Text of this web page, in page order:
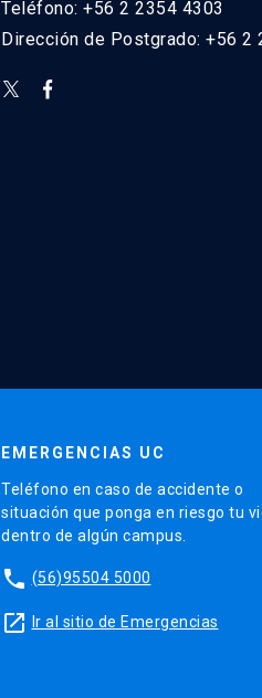
Teléfono: +56 2 2354 4303
Dirección de Postgrado: +56 2
EMERGENCIAS UC
Teléfono en caso de accidente o
situación que ponga en riesgo tu
dentro de algún campus.
phone (56)95504 5000
launch Ir al sitio de Emergencias